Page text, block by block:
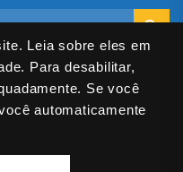
Leia sobre eles em
Para desabilitar,
Se você
automaticamente
Termos de Uso
Digitais